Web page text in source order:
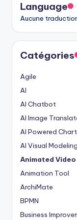
Language
Aucune
Catégories
Agile
AI
AI Chatbot
AI Image
AI Powered
AI Visual Modeling
Animated Video
Animation Tool
ArchiMate
BPMN
Business